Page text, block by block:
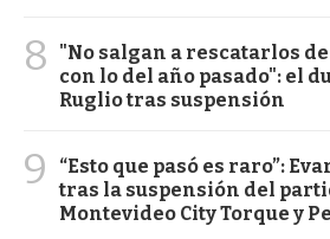
8
"No salgan a rescatarlos
con lo del año pasado": el
Ruglio tras suspensión
9
“Esto que pasó es raro”:
tras la suspensión del
Montevideo City Torque y